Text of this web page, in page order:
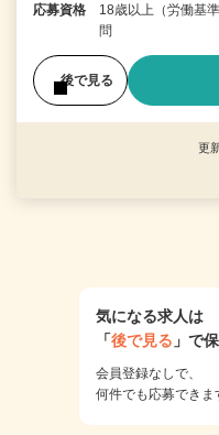
応募資格
18歳以上（労働基
問
後で見る
更
気になる求人は
「後で見る 」で
会員登録なしで、
何件でも応募できま